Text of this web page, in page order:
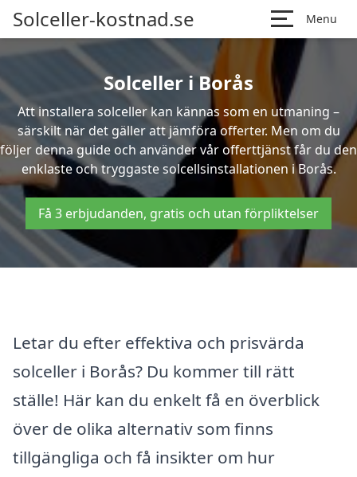
Solceller-kostnad.se Menu
Solceller i Borås
Att installera solceller kan kännas som en utmaning –
särskilt när det gäller att jämföra offerter. Men om du
följer denna guide och använder vår offerttjänst får du den
enklaste och tryggaste solcellsinstallationen i Borås.
Få 3 erbjudanden, gratis och utan förpliktelser
Letar du efter effektiva och prisvärda
solceller i Borås? Du kommer till rätt
ställe! Här kan du enkelt få en överblick
över de olika alternativ som finns
tillgängliga och få insikter om hur